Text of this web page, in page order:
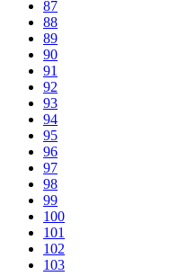
87
88
89
90
91
92
93
94
95
96
97
98
99
100
101
102
103